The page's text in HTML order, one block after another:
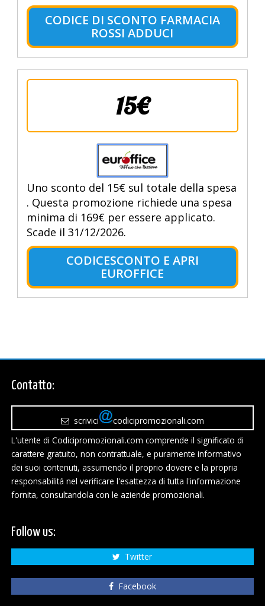
CODICE DI SCONTO FARMACIA
ROSSI ADDUCI
15€
Uno sconto del 15€ sul totale della spesa
. Questa promozione richiede una spesa
minima di 169€ per essere applicato.
Scade il 31/12/2026.
CODICESCONTO E APRI
EUROFFICE
Contatto:
scrivici
codicipromozionali.com
L'utente di Codicipromozionali.com comprende il significato di
carattere gratuito, non contrattuale, e puramente informativo
dei suoi contenuti, assumendo il proprio dovere e la propria
responsabilitá nel verificare l'esattezza di tutta l'informazione
fornita, consultandola con le aziende promozionali.
Follow us:
Twitter
Facebook